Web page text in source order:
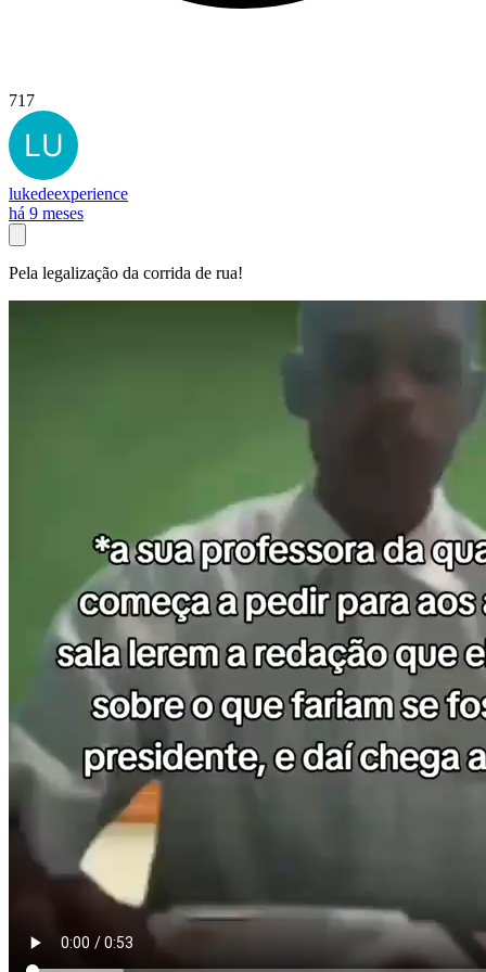
717
lukedeexperience
há 9 meses
Pela legalização da corrida de rua!